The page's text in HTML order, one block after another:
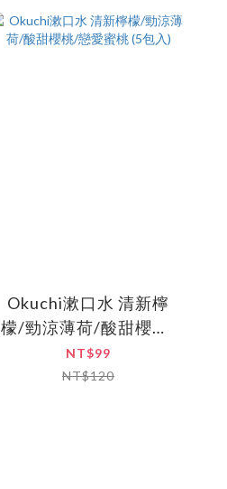
Okuchi漱口水 清新檸
檬/勁涼薄荷/酸甜櫻桃/
戀愛蜜桃 (5包入)
NT$99
NT$120